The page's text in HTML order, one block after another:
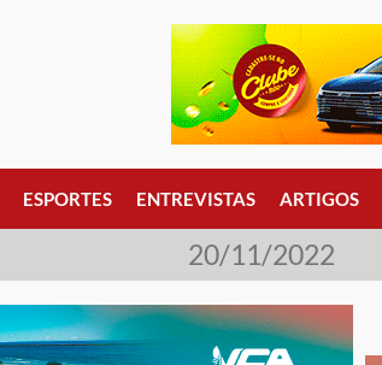
ESPORTES ENTREVISTAS ARTIGOS
20/11/2022